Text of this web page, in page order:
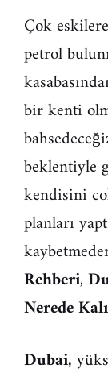
Çok
petrol
bir kenti
beklentiyle
kendisini
planları
Rehberi,
Nerede
Dubai,